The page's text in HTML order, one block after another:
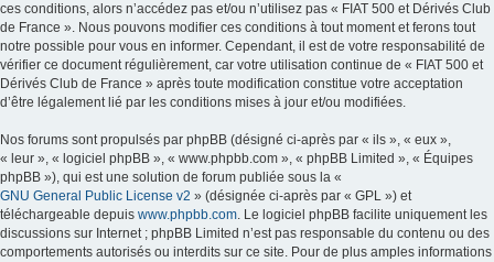
ces conditions, alors n’accédez pas et/ou n’utilisez pas « FIAT 500 et Dérivés Club
de France ». Nous pouvons modifier ces conditions à tout moment et ferons tout
notre possible pour vous en informer. Cependant, il est de votre responsabilité de
vérifier ce document régulièrement, car votre utilisation continue de « FIAT 500 et
Dérivés Club de France » après toute modification constitue votre acceptation
d’être légalement lié par les conditions mises à jour et/ou modifiées.
Nos forums sont propulsés par phpBB (désigné ci-après par « ils », « eux »,
« leur », « logiciel phpBB », « www.phpbb.com », « phpBB Limited », « Équipes
phpBB »), qui est une solution de forum publiée sous la «
GNU General Public License v2 » (désignée ci-après par « GPL ») et
téléchargeable depuis www.phpbb.com. Le logiciel phpBB facilite uniquement les
discussions sur Internet ; phpBB Limited n’est pas responsable du contenu ou des
comportements autorisés ou interdits sur ce site. Pour de plus amples informations